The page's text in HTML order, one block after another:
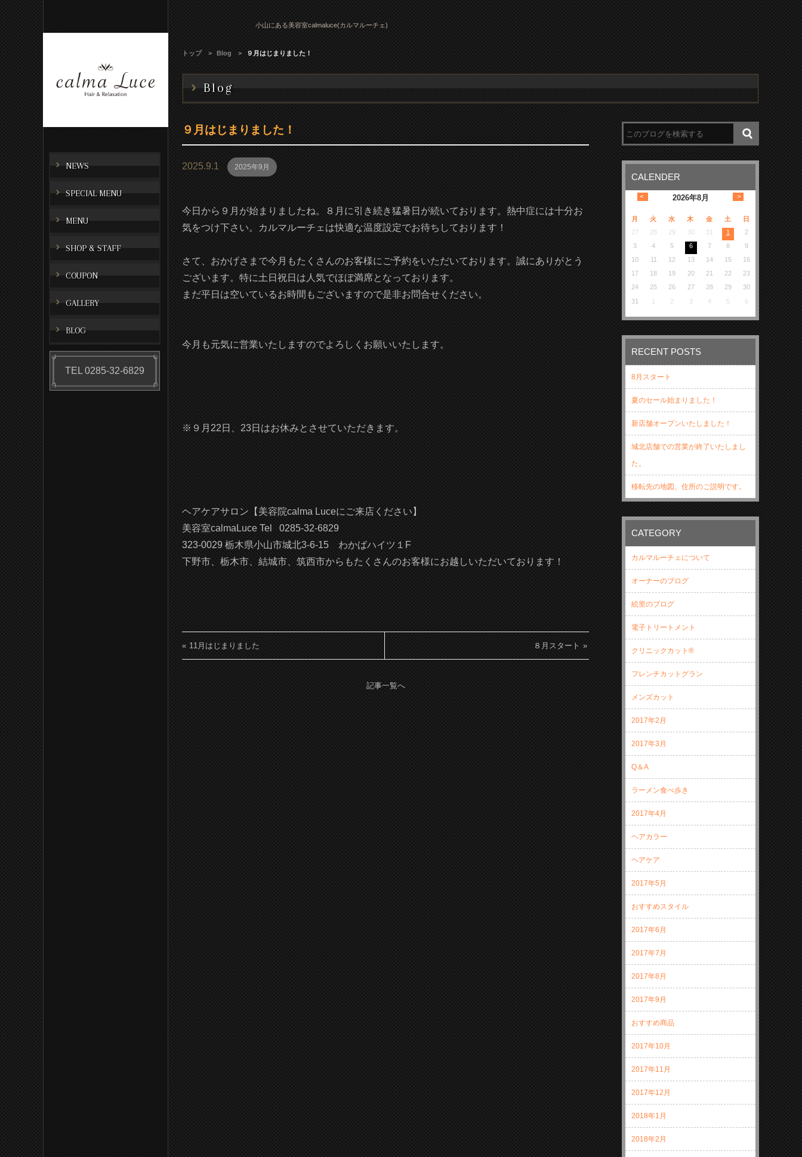
NEWS
SPECIAL MENU
MENU
SHOP & STAFF
COUPON
GALLERY
BLOG
TEL 0285-32-6829
小山にある美容室calmaluce(カルマルーチェ)
トップ Blog ９月はじまりました！
Blog
９月はじまりました！
2025.9.1 2025年9月
今日から９月が始まりましたね。８月に引き続き猛暑日が続いております。熱中症には十分お
気をつけ下さい。カルマルーチェは快適な温度設定でお待ちしております！
さて、おかげさまで今月もたくさんのお客様にご予約をいただいております。誠にありがとう
ございます。特に土日祝日は人気でほぼ満席となっております。
まだ平日は空いているお時間もございますので是非お問合せください。
今月も元気に営業いたしますのでよろしくお願いいたします。
※９月22日、23日はお休みとさせていただきます。
ヘアケアサロン【美容院calma Luceにご来店ください】
美容室calmaLuce Tel 0285-32-6829
323-0029 栃木県小山市城北3-6-15 わかばハイツ１F
下野市、栃木市、結城市、筑西市からもたくさんのお客様にお越しいただいております！
11月はじまりました ８月スタート
記事一覧へ
CALENDER
2026年8月
< >
月 火 水 木 金 土
日
27
28 29 30 31 1
2
3
4 5 6 7 8
9
10
11 12 13 14 15
16
17
18 19 20 21 22
23
24
25 26 27 28 29
30
31
1 2 3 4 5 6
RECENT POSTS
8月スタート
夏のセール始まりました！
新店舗オープンいたしました！
城北店舗での営業が終了いたしまし
た。
移転先の地図、住所のご説明です。
CATEGORY
カルマルーチェについて
オーナーのブログ
絵里のブログ
電子トリートメント
クリニックカット®
フレンチカットグラン
メンズカット
2017年2月
2017年3月
Q＆A
ラーメン食べ歩き
2017年4月
ヘアカラー
ヘアケア
2017年5月
おすすめスタイル
2017年6月
2017年7月
2017年8月
2017年9月
おすすめ商品
2017年10月
2017年11月
2017年12月
2018年1月
2018年2月